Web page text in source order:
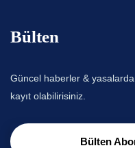
Bülten
Güncel haberler &
kayıt olabilirisiniz.
Bülten